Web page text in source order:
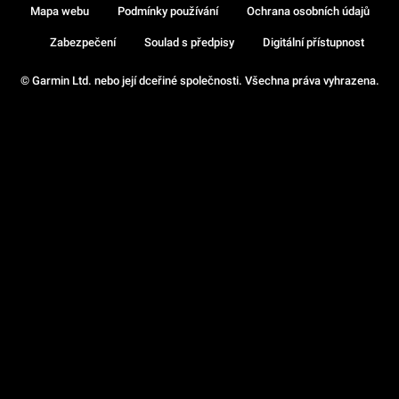
© Garmin Ltd. nebo její dceřiné společnosti. Všechna práva vyhrazena.
Mapa webu Podmínky používání Ochrana osobních údajů
Zabezpečení Soulad s předpisy Digitální přístupnost